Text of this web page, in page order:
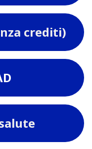
crediti)